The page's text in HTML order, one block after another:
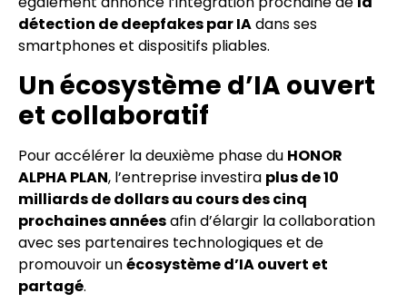
détection de deepfakes par IAdans ses
smartphones et dispositifs pliables.
Un écosystème d’IA ouvert
et collaboratif
Pour accélérer la deuxième phase du HONOR
ALPHA PLAN, l’entreprise investira plus de 10
milliards de dollars au cours des cinq
prochaines annéesafin d’élargir la collaboration
avec ses partenaires technologiques et de
promouvoir unécosystème d’IA ouvert et
partagé.